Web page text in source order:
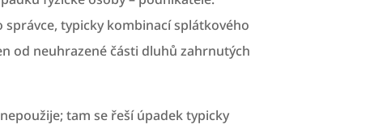
typicky kombinací splátkového
od neuhrazené části dluhů zahrnutých
tam se řeší úpadek typicky